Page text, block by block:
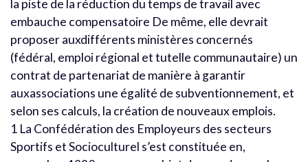
la piste de la réduction du temps de travail avec
embauche compensatoire De même, elle devrait
proposer auxdifférents ministères concernés
(fédéral, emploi régional et tutelle communautaire) un
contrat de partenariat de manière à garantir
auxassociations une égalité de subventionnement, et
selon ses calculs, la création de nouveaux emplois.
1 La Confédération des Employeurs des secteurs
Sportifs et Socioculturel s’est constituée en,